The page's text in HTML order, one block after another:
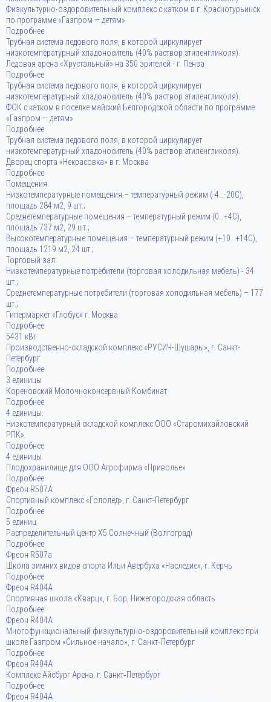
Физкультурно-оздоровительный комплекс с катком в г. Краснотурьинск
по программе «Газпром — детям»
Подробнее
Трубная система ледового поля, в которой циркулирует
низкотемпературный хладоноситель (40% раствор этиленгликоля).
Ледовая арена «Хрустальный» на 350 зрителей - г. Пенза
Подробнее
Трубная система ледового поля, в которой циркулирует
низкотемпературный хладоноситель (40% раствор этиленгликоля).
ФОК с катком в посёлке майский Белгородской области по программе
«Газпром — детям»
Подробнее
Трубная система ледового поля, в которой циркулирует
низкотемпературный хладоноситель (40% раствор этиленгликоля).
Дворец спорта «Некрасовка» в г. Москва
Подробнее
Помещения:
Низкотемпературные помещения – температурный режим (-4…-20С),
площадь 284 м2, 9 шт.;
Среднетемпературные помещения – температурный режим (0…+4С),
площадь 737 м2, 29 шт.;
Высокотемпературные помещения – температурный режим (+10…+14С),
площадь 1219 м2, 24 шт.;
Торговый зал:
Низкотемпературные потребители (торговая холодильная мебель) - 34
шт.;
Среднетемпературные потребители (торговая холодильная мебель) – 177
шт.;
Гипермаркет «Глобус» г. Москва
Подробнее
5431 кВт
Производственно-складской комплекс «РУСИЧ-Шушары», г. Санкт-
Петербург
Подробнее
3 единицы
Кореновский Молочноконсервный Комбинат
Подробнее
4 единицы.
Низкотемпературный складской комплекс ООО «Старомихайловский
РПК».
Подробнее
4 единицы
Плодохранилище для ООО Агрофирма «Приволье»
Подробнее
Фреон R507A
Спортивный комплекс «Гололёд», г. Санкт-Петербург
Подробнее
5 единиц
Распределительный центр X5 Солнечный (Волгоград)
Подробнее
Фреон R507a
Школа зимних видов спорта Ильи Авербуха «Наследие», г. Керчь
Подробнее
Фреон R404A
Спортивная школа «Кварц», г. Бор, Нижегородская область
Подробнее
Фреон R404A
Многофункциональный физкультурно-оздоровительный комплекс при
школе Газпром «Сильное начало», г. Санкт‑Петербург
Подробнее
Фреон R404A
Комплекс Айсбург Арена, г. Санкт‑Петербург
Подробнее
Фреон R404A